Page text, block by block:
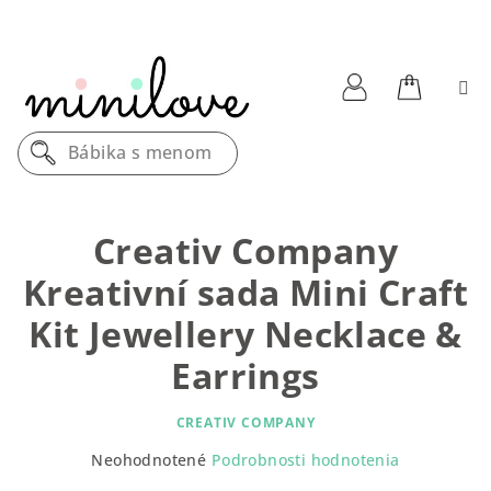
Bábika s menom
Creativ Company
Kreativní sada Mini Craft
Kit Jewellery Necklace &
Earrings
CREATIV COMPANY
Neohodnotené Podrobnosti hodnotenia